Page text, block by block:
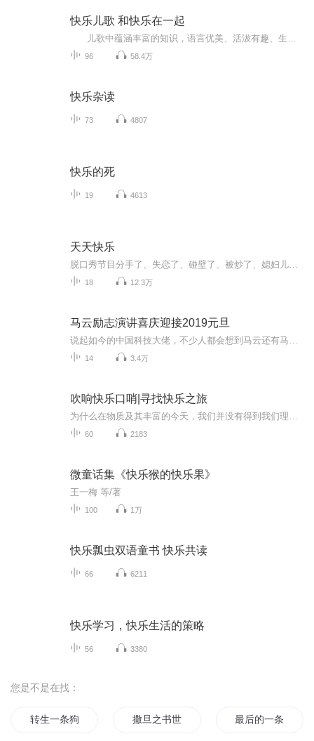
快乐儿歌 和快乐在一起
96 58.4万
快乐杂读
73 4807
快乐的死
19 4613
天天快乐
18 12.3万
马云励志演讲喜庆迎接2019元旦
14 3.4万
吹响快乐口哨|寻找快乐之旅
60 2183
微童话集《快乐猴的快乐果》
王一梅 等/著
100 1万
快乐瓢虫双语童书 快乐共读
66 6211
快乐学习，快乐生活的策略
56 3380
您是不是在找：
转生一条狗 撒旦之书世界末日 最后的一条龙